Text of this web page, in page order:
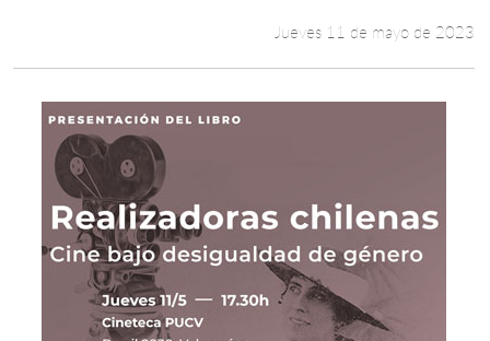
Jueves 11 de mayo de 2023